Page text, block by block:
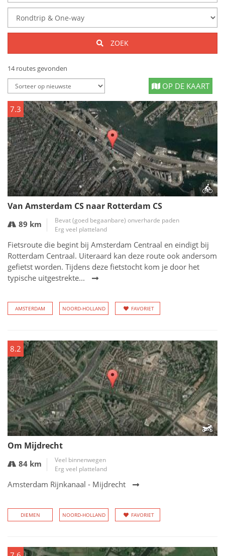
ZOEK
14 routes gevonden
OP DE KAART
7.3
Van Amsterdam CS naar Rotterdam CS
89 km
Bevat (goed begaanbare) onverharde paden
Erg veel platteland
Fietsroute die begint bij Amsterdam Centraal en eindigt bij
Rotterdam Centraal. Uiteraard kan deze route ook andersom
gefietst worden. Tijdens deze fietstocht kom je door het
typische uitgestrekte...
AMSTERDAM NOORD-HOLLAND FAVORIET
8.2
Om Mijdrecht
84 km
Veel binnenwegen
Erg veel platteland
Amsterdam Rijnkanaal - Mijdrecht
DIEMEN NOORD-HOLLAND FAVORIET